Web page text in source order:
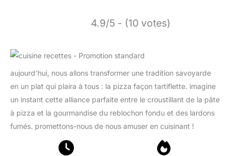
4.9/5 - (10 votes)
aujourd’hui, nous allons transformer une tradition savoyarde
en un plat qui plaira à tous : la pizza façon tartiflette. imagine
un instant cette alliance parfaite entre le croustillant de la pâte
à pizza et la gourmandise du reblochon fondu et des lardons
fumés. promettons-nous de nous amuser en cuisinant !